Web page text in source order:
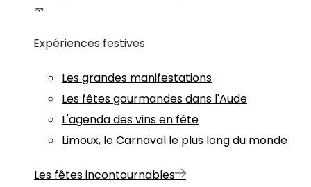
Expériences festives
Les grandes manifestations
Les fêtes gourmandes dans l'Aude
L'agenda des vins en fête
Limoux, le Carnaval le plus long du monde
Les fêtes incontournables